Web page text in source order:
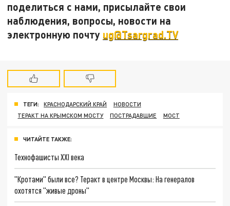
поделиться с нами, присылайте свои
наблюдения, вопросы, новости на
электронную почту ug@Tsargrad.TV
ТЕГИ: КРАСНОДАРСКИЙ КРАЙ
НОВОСТИ
ТЕРАКТ НА КРЫМСКОМ МОСТУ
ПОСТРАДАВШИЕ МОСТ
ЧИТАЙТЕ ТАКЖЕ:
Технофашисты XXI века
"Кротами" были все? Теракт в центре Москвы: На генералов
охотятся "живые дроны"